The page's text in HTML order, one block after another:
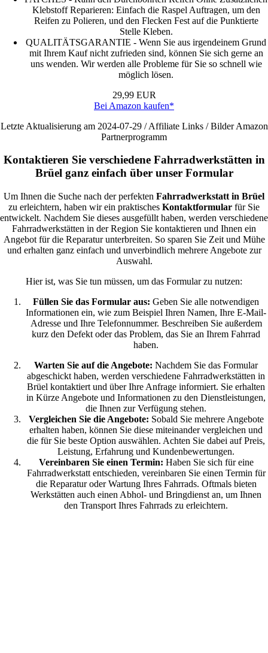
Klebstoff Reparieren: Einfach die Raspel Auftragen, um den
Reifen zu Polieren, und den Flecken Fest auf die Punktierte
Stelle Kleben.
QUALITÄTSGARANTIE - Wenn Sie aus irgendeinem Grund
mit Ihrem Kauf nicht zufrieden sind, können Sie sich gerne an
uns wenden. Wir werden alle Probleme für Sie so schnell wie
möglich lösen.
29,99 EUR
Bei Amazon kaufen*
Letzte Aktualisierung am 2024-07-29 / Affiliate Links / Bilder Amazon
Partnerprogramm
Kontaktieren Sie verschiedene Fahrradwerkstätten in
Brüel ganz einfach über unser Formular
Um Ihnen die Suche nach der perfekten Fahrradwerkstatt in Brüel
zu erleichtern, haben wir ein praktisches Kontaktformular für Sie
entwickelt. Nachdem Sie dieses ausgefüllt haben, werden verschiedene
Fahrradwerkstätten in der Region Sie kontaktieren und Ihnen ein
Angebot für die Reparatur unterbreiten. So sparen Sie Zeit und Mühe
und erhalten ganz einfach und unverbindlich mehrere Angebote zur
Auswahl.
Hier ist, was Sie tun müssen, um das Formular zu nutzen:
Füllen Sie das Formular aus: Geben Sie alle notwendigen
Informationen ein, wie zum Beispiel Ihren Namen, Ihre E-Mail-
Adresse und Ihre Telefonnummer. Beschreiben Sie außerdem
kurz den Defekt oder das Problem, das Sie an Ihrem Fahrrad
haben.
Warten Sie auf die Angebote: Nachdem Sie das Formular
abgeschickt haben, werden verschiedene Fahrradwerkstätten in
Brüel kontaktiert und über Ihre Anfrage informiert. Sie erhalten
in Kürze Angebote und Informationen zu den Dienstleistungen,
die Ihnen zur Verfügung stehen.
Vergleichen Sie die Angebote: Sobald Sie mehrere Angebote
erhalten haben, können Sie diese miteinander vergleichen und
die für Sie beste Option auswählen. Achten Sie dabei auf Preis,
Leistung, Erfahrung und Kundenbewertungen.
Vereinbaren Sie einen Termin: Haben Sie sich für eine
Fahrradwerkstatt entschieden, vereinbaren Sie einen Termin für
die Reparatur oder Wartung Ihres Fahrrads. Oftmals bieten
Werkstätten auch einen Abhol- und Bringdienst an, um Ihnen
den Transport Ihres Fahrrads zu erleichtern.